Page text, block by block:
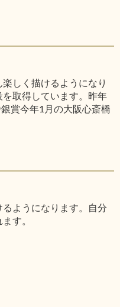
しく描けるようになり
取得しています。昨年
賞今年1月の大阪心斎橋
ようになります。自分
す。